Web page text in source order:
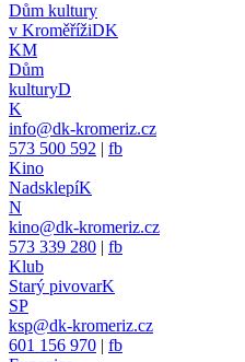
Dům kultury
v KroměřížiDK
KM
Dům
kulturyD
K
info@dk-kromeriz.cz
573 500 592 | fb
Kino
NadsklepíK
N
kino@dk-kromeriz.cz
573 339 280 | fb
Klub
Starý pivovarK
SP
ksp@dk-kromeriz.cz
601 156 970 | fb